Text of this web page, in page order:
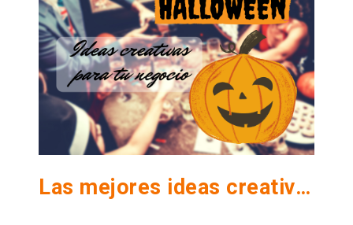
Las mejores ideas creativas de Halloween para tu negocio de hostelería